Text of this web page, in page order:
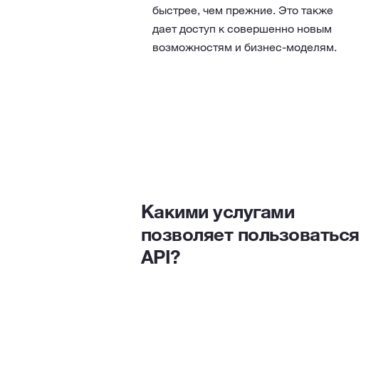
быстрее, чем прежние. Это также
дает доступ к совершенно новым
возможностям и бизнес-моделям.
Какими услугами
позволяет пользоваться
API?